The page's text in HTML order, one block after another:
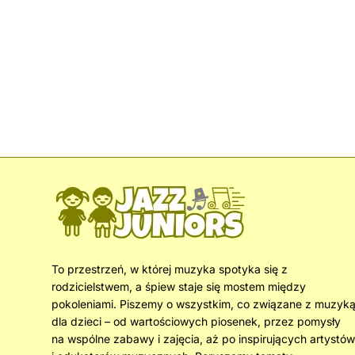
To przestrzeń, w której muzyka spotyka się z
rodzicielstwem, a śpiew staje się mostem między
pokoleniami. Piszemy o wszystkim, co związane z muzyką
dla dzieci – od wartościowych piosenek, przez pomysły
na wspólne zabawy i zajęcia, aż po inspirujących artystów